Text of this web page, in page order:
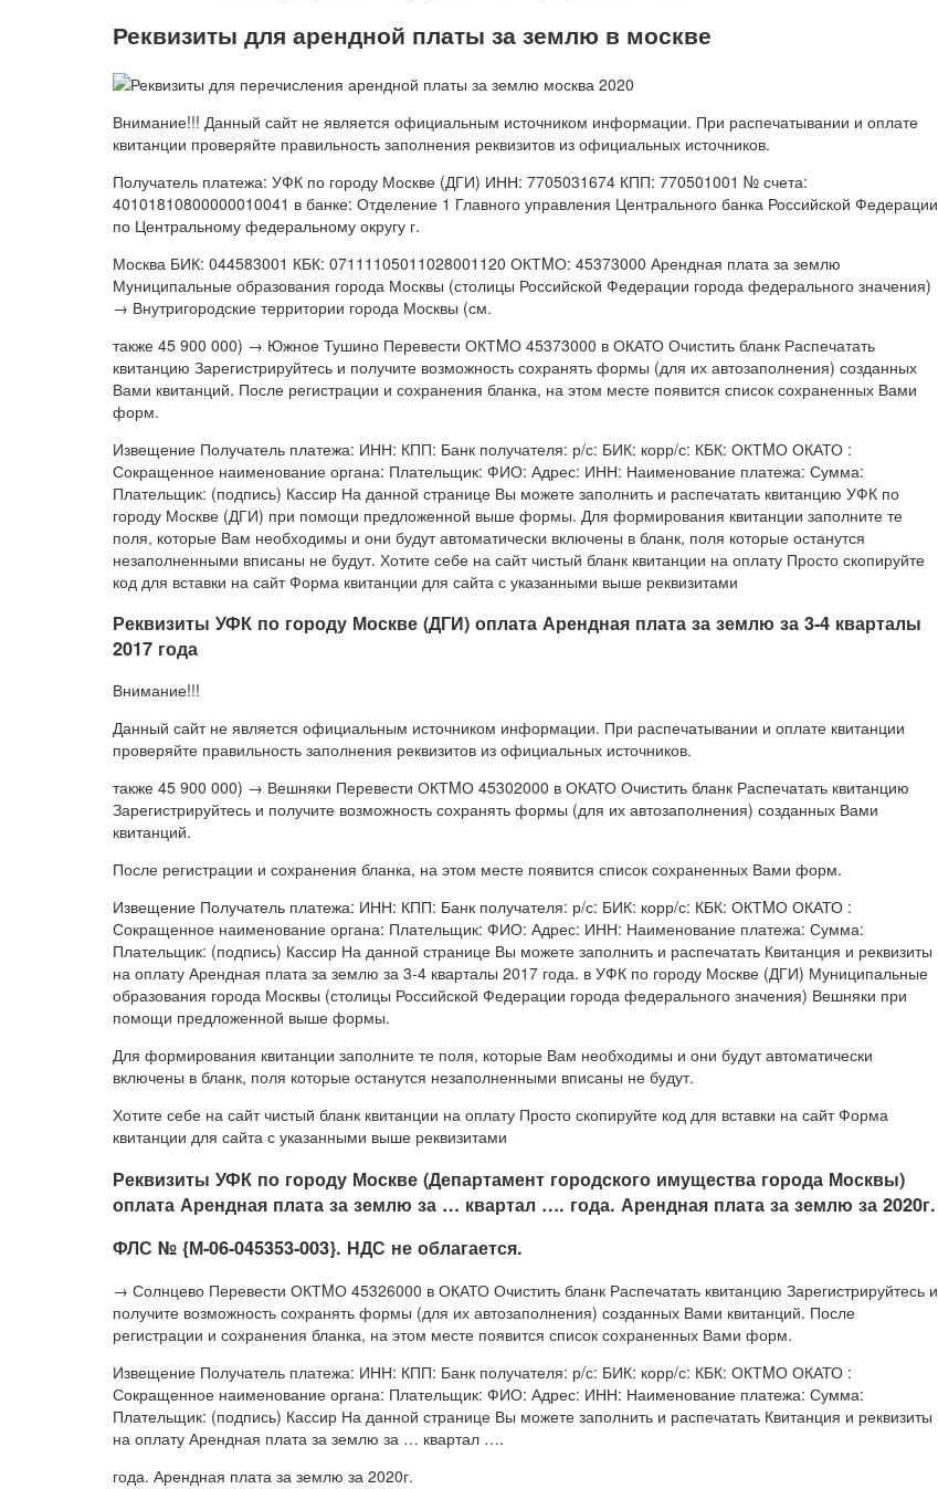
Реквизиты для арендной платы за землю в москве
Внимание!!! Данный сайт не является официальным источником информации. При распечатывании и оплате
квитанции проверяйте правильность заполнения реквизитов из официальных источников.
Получатель платежа: УФК по городу Москве (ДГИ) ИНН: 7705031674 КПП: 770501001 № счета:
40101810800000010041 в банке: Отделение 1 Главного управления Центрального банка Российской Федерации
по Центральному федеральному округу г.
Москва БИК: 044583001 КБК: 07111105011028001120 ОКТMО: 45373000 Арендная плата за землю
Муниципальные образования города Москвы (столицы Российской Федерации города федерального значения)
→ Внутригородские территории города Москвы (см.
также 45 900 000) → Южное Тушино Перевести ОКТMО 45373000 в ОКАТО Очистить бланк Распечатать
квитанцию Зарегистрируйтесь и получите возможность сохранять формы (для их автозаполнения) созданных
Вами квитанций. После регистрации и сохранения бланка, на этом месте появится список сохраненных Вами
форм.
Извещение Получатель платежа: ИНН: КПП: Банк получателя: р/с: БИК: корр/с: КБК: ОКТMО ОКАТО :
Сокращенное наименование органа: Плательщик: ФИО: Адрес: ИНН: Наименование платежа: Сумма:
Плательщик: (подпись) Кассир На данной странице Вы можете заполнить и распечатать квитанцию УФК по
городу Москве (ДГИ) при помощи предложенной выше формы. Для формирования квитанции заполните те
поля, которые Вам необходимы и они будут автоматически включены в бланк, поля которые останутся
незаполненными вписаны не будут. Хотите себе на сайт чистый бланк квитанции на оплату Просто скопируйте
код для вставки на сайт Форма квитанции для сайта с указанными выше реквизитами
Реквизиты УФК по городу Москве (ДГИ) оплата Арендная плата за землю за 3-4 кварталы
2017 года
Внимание!!!
Данный сайт не является официальным источником информации. При распечатывании и оплате квитанции
проверяйте правильность заполнения реквизитов из официальных источников.
также 45 900 000) → Вешняки Перевести ОКТMО 45302000 в ОКАТО Очистить бланк Распечатать квитанцию
Зарегистрируйтесь и получите возможность сохранять формы (для их автозаполнения) созданных Вами
квитанций.
После регистрации и сохранения бланка, на этом месте появится список сохраненных Вами форм.
Извещение Получатель платежа: ИНН: КПП: Банк получателя: р/с: БИК: корр/с: КБК: ОКТMО ОКАТО :
Сокращенное наименование органа: Плательщик: ФИО: Адрес: ИНН: Наименование платежа: Сумма:
Плательщик: (подпись) Кассир На данной странице Вы можете заполнить и распечатать Квитанция и реквизиты
на оплату Арендная плата за землю за 3-4 кварталы 2017 года. в УФК по городу Москве (ДГИ) Муниципальные
образования города Москвы (столицы Российской Федерации города федерального значения) Вешняки при
помощи предложенной выше формы.
Для формирования квитанции заполните те поля, которые Вам необходимы и они будут автоматически
включены в бланк, поля которые останутся незаполненными вписаны не будут.
Хотите себе на сайт чистый бланк квитанции на оплату Просто скопируйте код для вставки на сайт Форма
квитанции для сайта с указанными выше реквизитами
Реквизиты УФК по городу Москве (Департамент городского имущества города Москвы)
оплата Арендная плата за землю за … квартал …. года. Арендная плата за землю за 2020г.
ФЛС № {М-06-045353-003}. НДС не облагается.
→ Солнцево Перевести ОКТMО 45326000 в ОКАТО Очистить бланк Распечатать квитанцию Зарегистрируйтесь и
получите возможность сохранять формы (для их автозаполнения) созданных Вами квитанций. После
регистрации и сохранения бланка, на этом месте появится список сохраненных Вами форм.
Извещение Получатель платежа: ИНН: КПП: Банк получателя: р/с: БИК: корр/с: КБК: ОКТMО ОКАТО :
Сокращенное наименование органа: Плательщик: ФИО: Адрес: ИНН: Наименование платежа: Сумма:
Плательщик: (подпись) Кассир На данной странице Вы можете заполнить и распечатать Квитанция и реквизиты
на оплату Арендная плата за землю за … квартал ….
года. Арендная плата за землю за 2020г.